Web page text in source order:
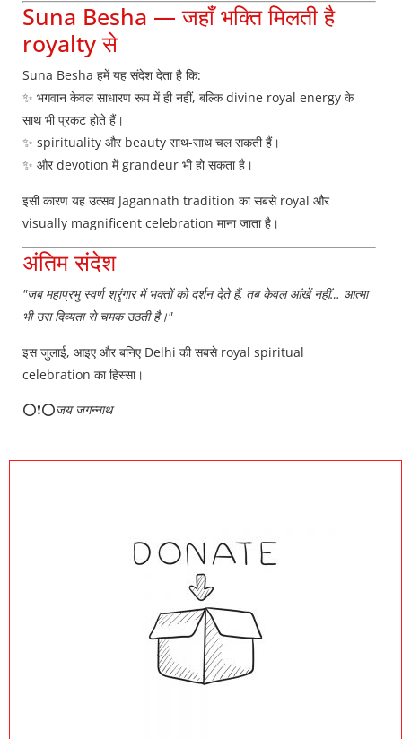
Suna Besha — जहाँ भक्ति मिलती है
royalty से
Suna Besha हमें यह संदेश देता है कि:
✨ भगवान केवल साधारण रूप में ही नहीं, बल्कि divine royal energy के
साथ भी प्रकट होते हैं।
✨ spirituality और beauty साथ-साथ चल सकती हैं।
✨ और devotion में grandeur भी हो सकता है।
इसी कारण यह उत्सव Jagannath tradition का सबसे royal और
visually magnificent celebration माना जाता है।
अंतिम संदेश
"जब महाप्रभु स्वर्ण श्रृंगार में भक्तों को दर्शन देते हैं, तब केवल आंखें नहीं… आत्मा
भी उस दिव्यता से चमक उठती है।"
इस जुलाई, आइए और बनिए Delhi की सबसे royal spiritual
celebration का हिस्सा।
⭕❗⭕जय जगन्नाथ